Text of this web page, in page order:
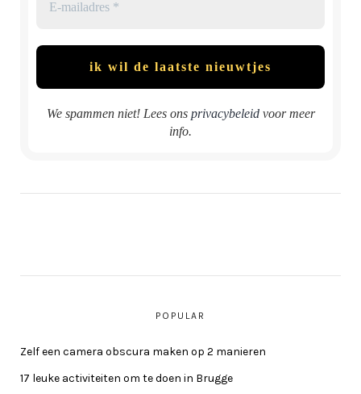
We spammen niet! Lees ons privacybeleidvoor meer
info.
POPULAR
Zelf een camera obscura maken op 2 manieren
17 leuke activiteiten om te doen in Brugge